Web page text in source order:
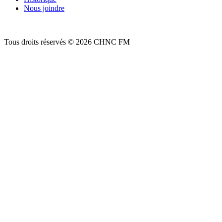
Nous joindre
Tous droits réservés © 2026 CHNC FM